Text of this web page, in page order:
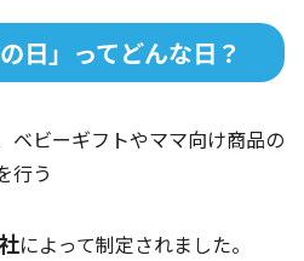
日」ってどんな日？
ベビーギフトやママ向け商品の
行う
によって制定されました。